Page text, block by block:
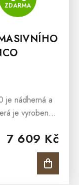
ZDARMA
7 609 Kč
je nádherná a
je vyrobená